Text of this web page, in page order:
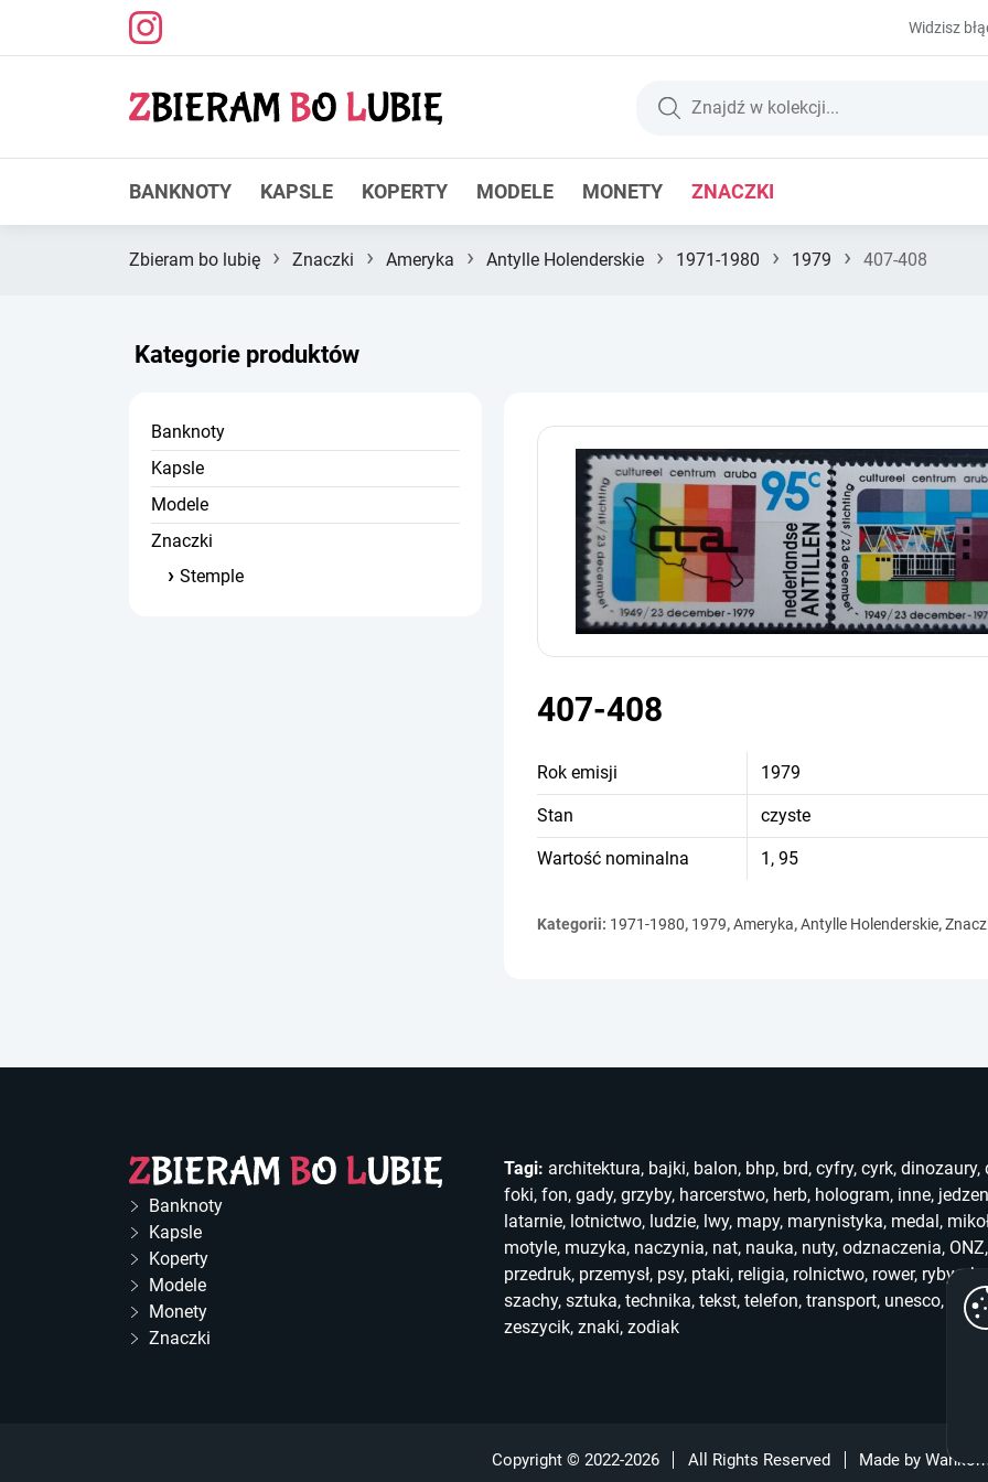
Widzisz
BANKNOTY KAPSLE KOPERTY MODELE MONETY ZNACZKI
Zbieram bo lubię › Znaczki › Ameryka › Antylle Holenderskie › 1971-1980 › 1979 › 407-408
Kategorie produktów
Banknoty
Kapsle
Modele
Znaczki
Stemple
407-408
Rok emisji 1979
Stan czyste
Wartość nominalna 1, 95
Kategorii: 1971-1980, 1979,Ameryka,Antylle Holenderskie,
Banknoty
Kapsle
Koperty
Modele
Monety
Znaczki
Tagi: architektura, bajki, balon, bhp, brd, cyfry, cyrk, dinozaury,
foki, fon, gady, grzyby, harcerstwo, herb, hologram, inne,
latarnie, lotnictwo, ludzie, lwy, mapy, marynistyka, medal,
motyle, muzyka, naczynia, nat, nauka, nuty, odznaczenia, ONZ
przedruk, przemysł, psy, ptaki, religia, rolnictwo, rower, ryby,
szachy, sztuka, technika, tekst, telefon, transport, unesco,
zeszycik, znaki, zodiak
Copyright © 2022-2026 All Rights Reserved Made by